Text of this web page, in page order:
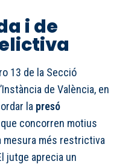
i de
13 de la Secció
de València, en
la presó
concorren motius
mesura més restrictiva
jutge aprecia un